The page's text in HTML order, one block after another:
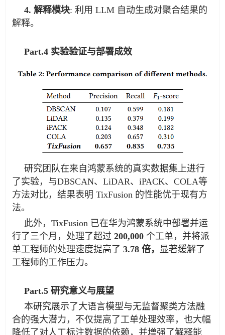
4. 解释模块: 利用 LLM 自动生成对聚合结果的
解释。
Part.4 实验验证与部署成效
研究团队在来自鸿蒙系统的真实数据集上进行
了实验，与DBSCAN、LiDAR、iPACK、COLA等
方法对比，结果表明 TixFusion 的性能优于现有方
法。
此外，TixFusion 已在华为鸿蒙系统中部署并运
行了三个月，处理了超过 200,000个工单，并将派
单工程师的处理速度提高了 3.78 倍， 显著缓解了
工程师的工作压力。
Part.5 研究意义与展望
本研究展示了大语言模型与无监督聚类方法融
合的强大潜力，不仅提高了工单处理效率，也大幅
降低了对人工标注数据的依赖，并增强了解释能